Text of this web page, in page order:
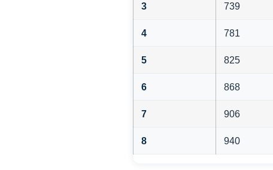
3 739
4 781
5 825
6 868
7 906
8 940